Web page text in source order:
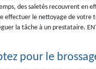
des saletés recouvrent en
effectuer le nettoyage de votre
la tâche à un prestataire.
pour le